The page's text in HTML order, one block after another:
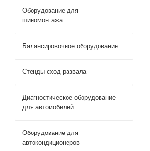
Оборудование для
шиномонтажа
Балансировочное оборудование
Стенды сход развала
Диагностическое оборудование
для автомобилей
Оборудование для
автокондиционеров